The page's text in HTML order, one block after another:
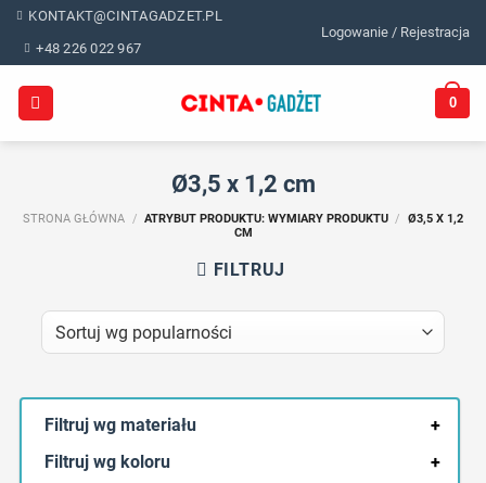
Skip
content
KONTAKT@CINTAGADZET.PL
+48 226 022 967
Logowanie / Rejestracja
0
Ø3,5 x 1,2 cm
STRONA GŁÓWNA / ATRYBUT PRODUKTU: WYMIARY PRODUKTU /
Ø3,5 X 1,2
CM
FILTRUJ
Filtruj wg materiału
+
Filtruj wg koloru
+